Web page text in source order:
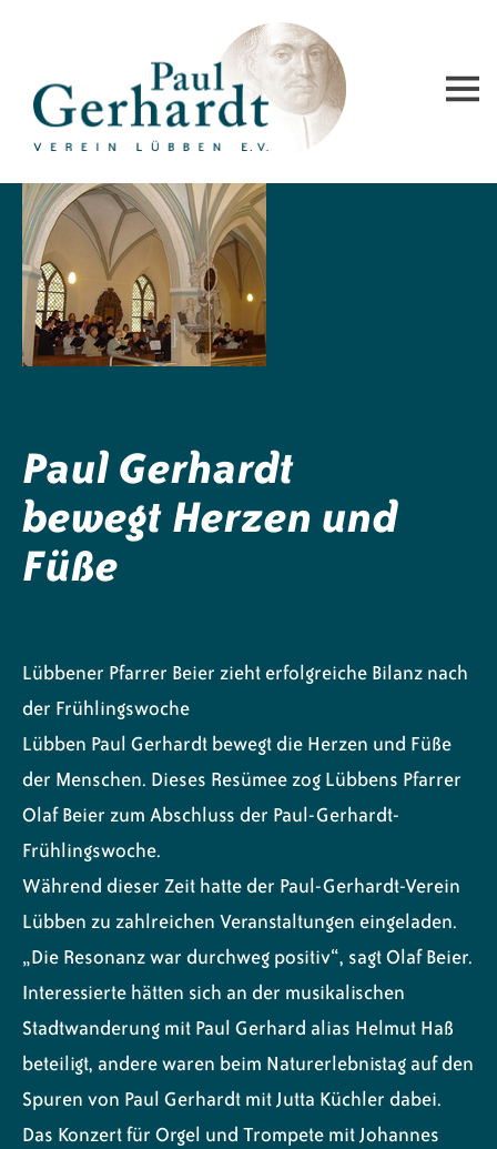
Paul-Gerhardt-Verein Lübben e.V.
Paul Gerhardt
bewegt Herzen und
Füße
Lübbener Pfarrer Beier zieht erfolgreiche Bilanz nach
der Frühlingswoche
Lübben Paul Gerhardt bewegt die Herzen und Füße
der Menschen. Dieses Resümee zog Lübbens Pfarrer
Olaf Beier zum Abschluss der Paul-Gerhardt-
Frühlingswoche.
Während dieser Zeit hatte der Paul-Gerhardt-Verein
Lübben zu zahlreichen Veranstaltungen eingeladen.
„Die Resonanz war durchweg positiv“, sagt Olaf Beier.
Interessierte hätten sich an der musikalischen
Stadtwanderung mit Paul Gerhard alias Helmut Haß
beteiligt, andere waren beim Naturerlebnistag auf den
Spuren von Paul Gerhardt mit Jutta Küchler dabei.
Das Konzert für Orgel und Trompete mit Johannes